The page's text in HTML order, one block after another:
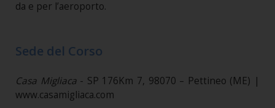
da e per l’aeroporto.
Sede del Corso
Casa Migliaca- SP 176Km 7, 98070 – Pettineo (ME) |
www.casamigliaca.com